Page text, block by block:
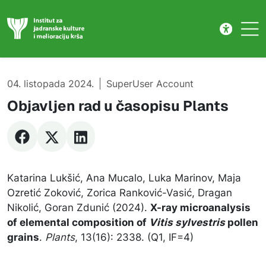
04. listopada 2024. SuperUser Account
Objavljen rad u časopisu Plants
Katarina Lukšić, Ana Mucalo, Luka Marinov, Maja
Ozretić Zoković, Zorica Ranković-Vasić, Dragan
Nikolić, Goran Zdunić (2024). X-ray microanalysis
of elemental composition of Vitis sylvestrispollen
grains. Plants, 13(16): 2338. (Q1, IF=4)